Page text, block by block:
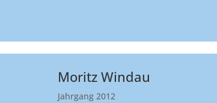
Moritz Windau
Jahrgang 2012